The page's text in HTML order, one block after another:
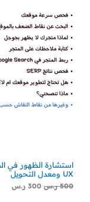
UX ومعدل التحويل
500 ر.س 300 ر.س